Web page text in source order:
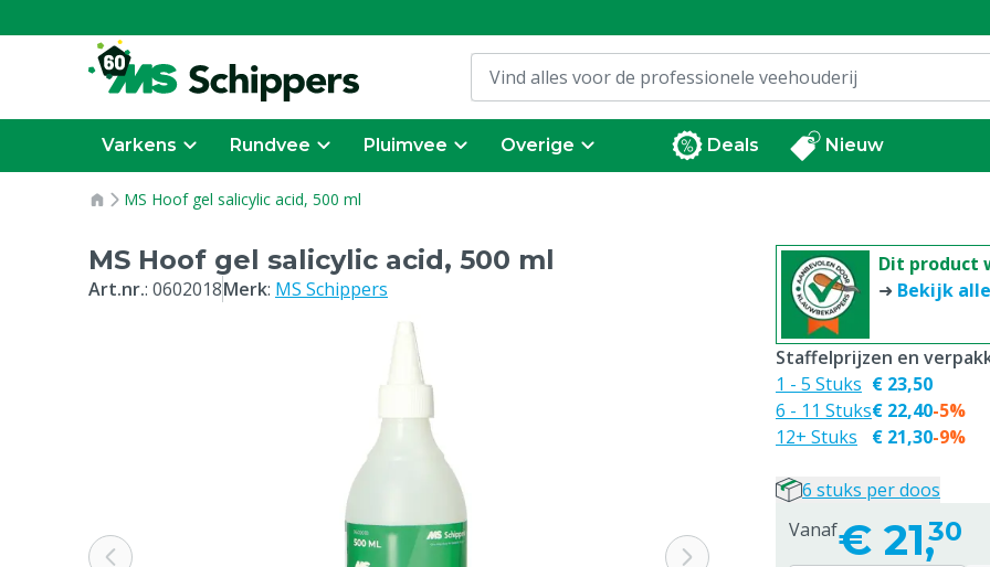
Varkens Rundvee Pluimvee Overige Deals Nieuw
MS Hoof gel salicylic acid, 500 ml
MS Hoof gel salicylic acid, 500 ml
Art.nr.: 0602018Merk: MS Schippers
Dit product
➜ Bekijk
Vanaf€ 21,30
Staffelprijzen en
1 - 5 Stuks
6 - 11 Stuks
12+ Stuks
€ 23,50
€ 22,40
€ 21,30
-5%
-9%
6 stuks per doos